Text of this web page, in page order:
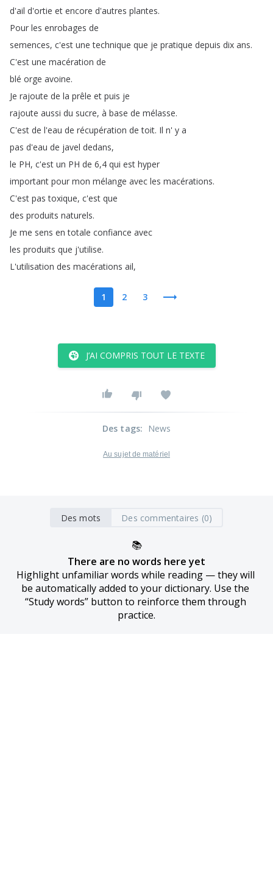
d'ail d'ortie et encore d'autres plantes.
Pour les enrobages de
semences, c'est une technique que je pratique depuis dix ans.
C'est une macération de
blé orge avoine.
Je rajoute de la prêle et puis je
rajoute aussi du sucre, à base de mélasse.
C'est de l'eau de récupération de toit. Il n' y a
pas d'eau de javel dedans,
le PH, c'est un PH de 6,4 qui est hyper
important pour mon mélange avec les macérations.
C'est pas toxique, c'est que
des produits naturels.
Je me sens en totale confiance avec
les produits que j'utilise.
L'utilisation des macérations ail,
1 2 3
J’AI COMPRIS TOUT LE TEXTE
Des tags: News
Au sujet de matériel
Des mots Des commentaires (0)
📚
There are no words here yet
Highlight unfamiliar words while reading — they will
be automatically added to your dictionary. Use the
“Study words” button to reinforce them through
practice.